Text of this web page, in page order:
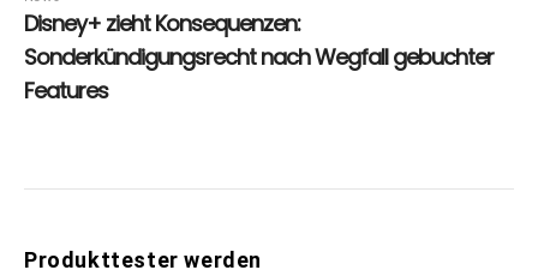
Produkttester werden